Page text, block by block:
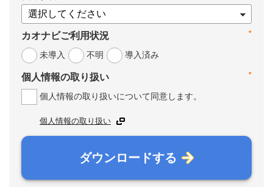
*
カオナビご利用状況
未導入
不明 導入済み
*
個人情報の取り扱い
個人情報の取り扱いについて同意します。
個人情報の取り扱い
ダウンロードする